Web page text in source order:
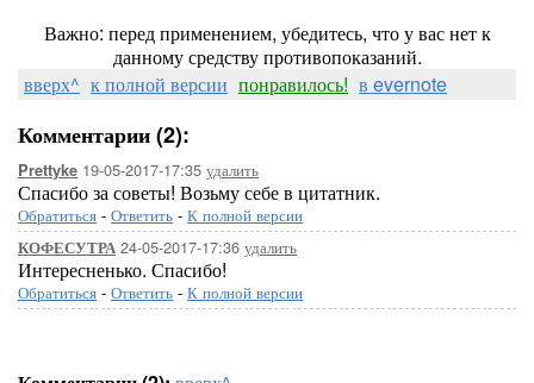
Важно: перед применением, убедитесь, что у вас нет к
данному средству противопоказаний.
вверх^ к полной версии понравилось! в evernote
Комментарии (2):
Prettyke 19-05-2017-17:35 удалить
Спасибо за советы! Возьму себе в цитатник.
Обратиться - Ответить - К полной версии
КОФЕСУТРА 24-05-2017-17:36 удалить
Интересненько. Спасибо!
Обратиться - Ответить - К полной версии